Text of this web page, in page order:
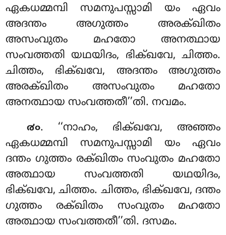
ഏകധമ്മമ്പി സമനുപസ്സാമി യം ഏവം
അദന്തം അഗുത്തം അരക്ഖിതം
അസംവുതം മഹതോ അനത്ഥായ
സംവത്തതി യഥയിദം, ഭിക്ഖവേ, ചിത്തം.
ചിത്തം, ഭിക്ഖവേ, അദന്തം അഗുത്തം
അരക്ഖിതം അസംവുതം മഹതോ
അനത്ഥായ സംവത്തതീ’’തി. നവമം.
൪൦. ‘‘നാഹം, ഭിക്ഖവേ, അഞ്ഞം
ഏകധമ്മമ്പി സമനുപസ്സാമി യം ഏവം
ദന്തം ഗുത്തം രക്ഖിതം സംവുതം മഹതോ
അത്ഥായ സംവത്തതി യഥയിദം,
ഭിക്ഖവേ, ചിത്തം. ചിത്തം, ഭിക്ഖവേ, ദന്തം
ഗുത്തം രക്ഖിതം സംവുതം മഹതോ
അത്ഥായ സംവത്തതീ’’തി. ദസമം.